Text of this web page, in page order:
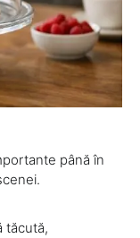
până în
tăcută,